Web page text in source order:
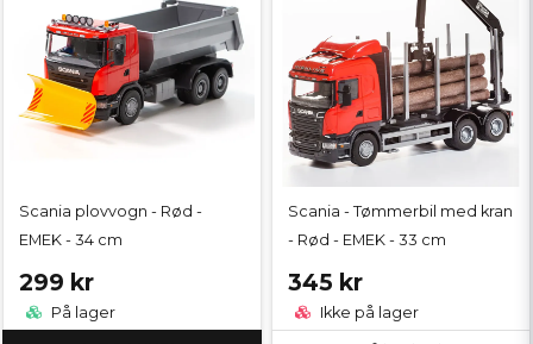
Scania plovvogn - Rød -
EMEK - 34 cm
299 kr
På lager
Scania - Tømmerbil med kran
- Rød - EMEK - 33 cm
345 kr
Ikke på lager